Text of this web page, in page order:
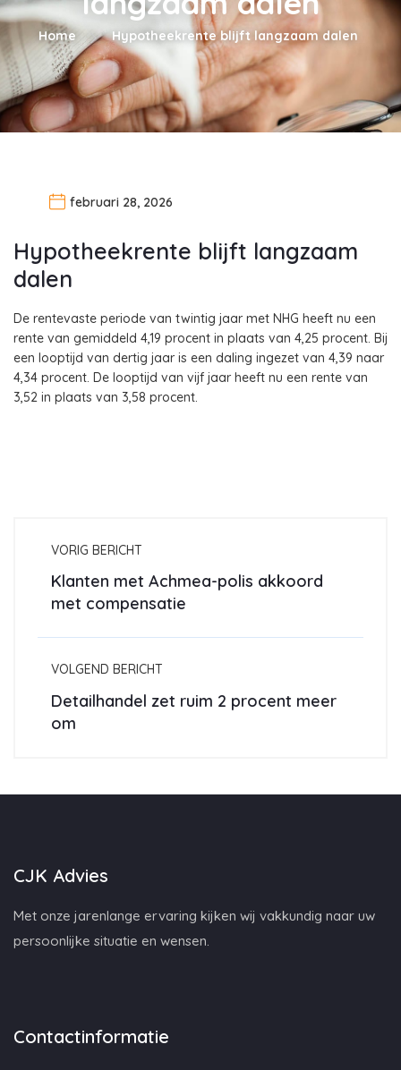
Home Hypotheekrente blijft langzaam dalen
februari 28, 2026
Hypotheekrente blijft langzaam
dalen
De rentevaste periode van twintig jaar met NHG heeft nu een
rente van gemiddeld 4,19 procent in plaats van 4,25 procent. Bij
een looptijd van dertig jaar is een daling ingezet van 4,39 naar
4,34 procent. De looptijd van vijf jaar heeft nu een rente van
3,52 in plaats van 3,58 procent.
VORIG BERICHT
Klanten met Achmea-polis akkoord
met compensatie
VOLGEND BERICHT
Detailhandel zet ruim 2 procent meer
om
CJK Advies
Met onze jarenlange ervaring kijken wij vakkundig naar uw
persoonlijke situatie en wensen.
Contactinformatie